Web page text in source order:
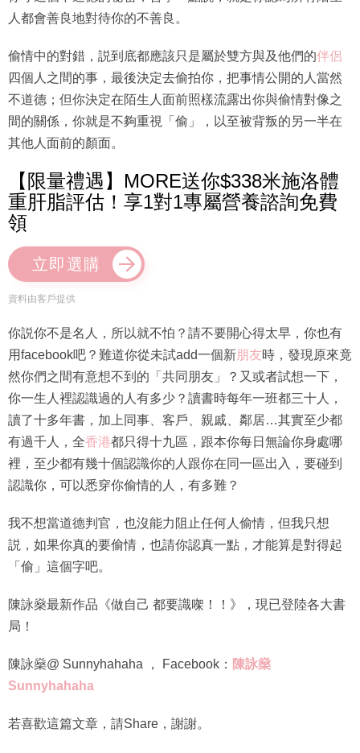
人都會善良地對待你的不善良。
偷情中的對錯，説到底都應該只是屬於雙方與及他們的伴侶
四個人之間的事，最後決定去偷拍你，把事情公開的人當然
不道德；但你決定在陌生人面前照樣流露出你與偷情對像之
間的關係，你就是不夠重視「偷」，以至被背叛的另一半在
其他人面前的顏面。
【限量禮遇】MORE送你$338米施洛體
重肝脂評估！享1對1專屬營養諮詢免費
領
立即選購
資料由客戶提供
你説你不是名人，所以就不怕？請不要開心得太早，你也有
用facebook吧？難道你從未試add一個新朋友時，發現原來竟
然你們之間有意想不到的「共同朋友」？又或者試想一下，
你一生人裡認識過的人有多少？讀書時每年一班都三十人，
讀了十多年書，加上同事、客戶、親戚、鄰居…其實至少都
有過千人，全香港都只得十九區，跟本你每日無論你身處哪
裡，至少都有幾十個認識你的人跟你在同一區出入，要碰到
認識你，可以悉穿你偷情的人，有多難？
我不想當道德判官，也沒能力阻止任何人偷情，但我只想
説，如果你真的要偷情，也請你認真一點，才能算是對得起
「偷」這個字吧。
陳詠燊最新作品《做自己 都要識㗎！！》，現已登陸各大書
局！
陳詠燊@ Sunnyhahaha ， Facebook： 陳詠燊
Sunnyhahaha
若喜歡這篇文章，請Share，謝謝。